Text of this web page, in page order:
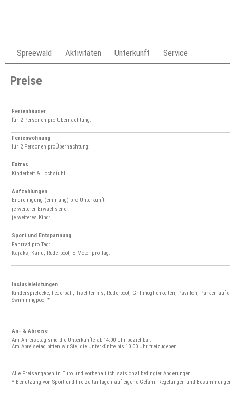
Spreewald Aktivitäten Unterkunft Service
Preise
Ferienhäuser
für 2 Personen pro Übernachtung:
Ferienwohnung
für 2 Personen proÜbernachtung:
Extras
Kinderbett & Hochstuhl:
Aufzahlungen
Endreinigung (einmalig) pro Unterkunft:
je weiterer Erwachsener:
je weiteres Kind:
Sport und Entspannung
Fahrrad pro Tag:
Kajaks, Kanu, Ruderboot, E-Motor pro Tag:
Inclusivleistungen
Kinderspielecke, Federball, Tischtennis, Ruderboot, Grillmöglichkeiten, Pavillon, Parken auf
Swimmingpool *
An- & Abreise
Am Anreisetag sind die Unterkünfte ab 14.00 Uhr beziehbar.
Am Abreisetag bitten wir Sie, die Unterkünfte bis 10.00 Uhr freizugeben.
Alle Preisangaben in Euro und vorbehaltlich saisional bedingter Änderungen
* Benutzung von Sport und Freizeitanlagen auf eigene Gefahr. Regelungen und